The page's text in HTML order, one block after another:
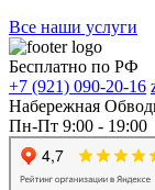
Все наши услуги
Бесплатно по РФ
+7 (921) 090-20-16
Набережная
Пн-Пт 9:00 - 19:00